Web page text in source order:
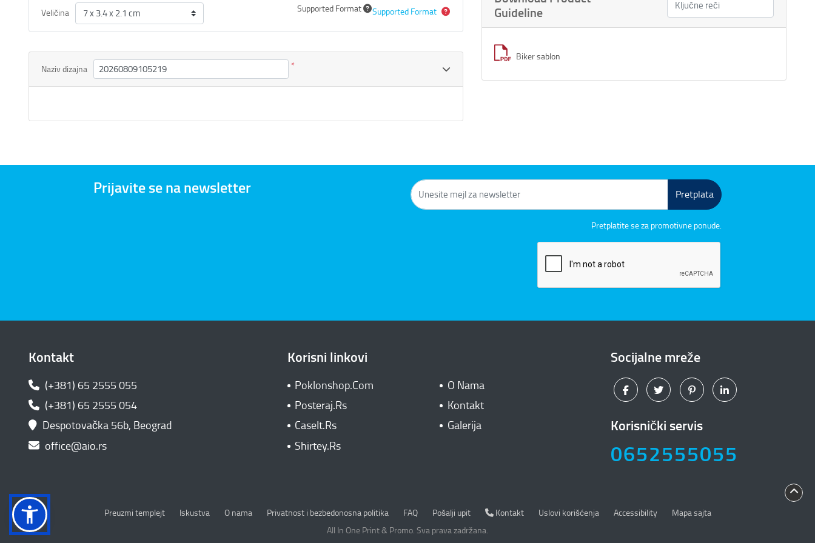
Guideline
Biker sablon
Veličina Supported Format Supported Format
Naziv dizajna *
Prijavite se na newsletter Pretplata
Pretplatite se za promotivne ponude.
Kontakt
(+381) 65 2555 055
(+381) 65 2555 054
Despotovačka 56b, Beograd
office@aio.rs
Korisni linkovi
Poklonshop.Com
O Nama
Posteraj.Rs
Kontakt
CaseIt.Rs
Galerija
Shirtey.Rs
Socijalne mreže
Korisnički servis
0652555055
Preuzmi templejt Iskustva O nama Privatnost i bezbedonosna politika
Privatnost i bezbedonosna politika FAQ Pošalji upit Kontakt
Kontakt Uslovi korišćenja Accessibility
Mapa sajta
All In One Print & Promo. Sva prava zadržana.